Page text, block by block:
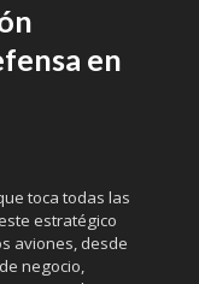
en
toca todas las
estratégico
aviones, desde
negocio,